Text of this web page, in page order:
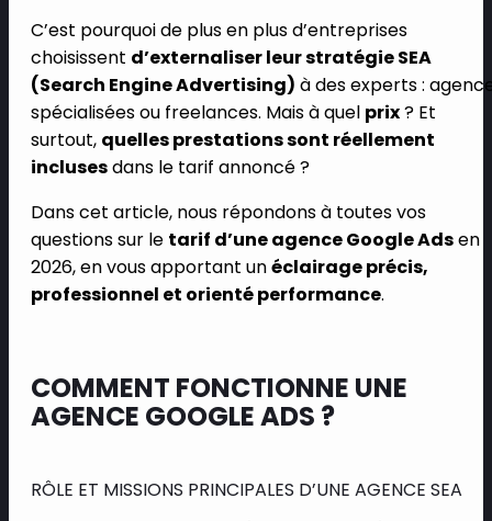
C’est pourquoi de plus en plus d’entreprises
choisissent d’externaliser leur stratégie SEA
(Search Engine Advertising) à des experts :
spécialisées ou freelances. Mais à quel prix? Et
surtout, quelles prestations sont réellement
inclusesdans le tarif annoncé ?
Dans cet article, nous répondons à toutes vos
questions sur le tarif d’une agence Google Adsen
2026, en vous apportant unéclairage précis,
professionnel et orienté performance.
COMMENT FONCTIONNE UNE
AGENCE GOOGLE ADS ?
RÔLE ET MISSIONS PRINCIPALES D’UNE AGENCE SEA